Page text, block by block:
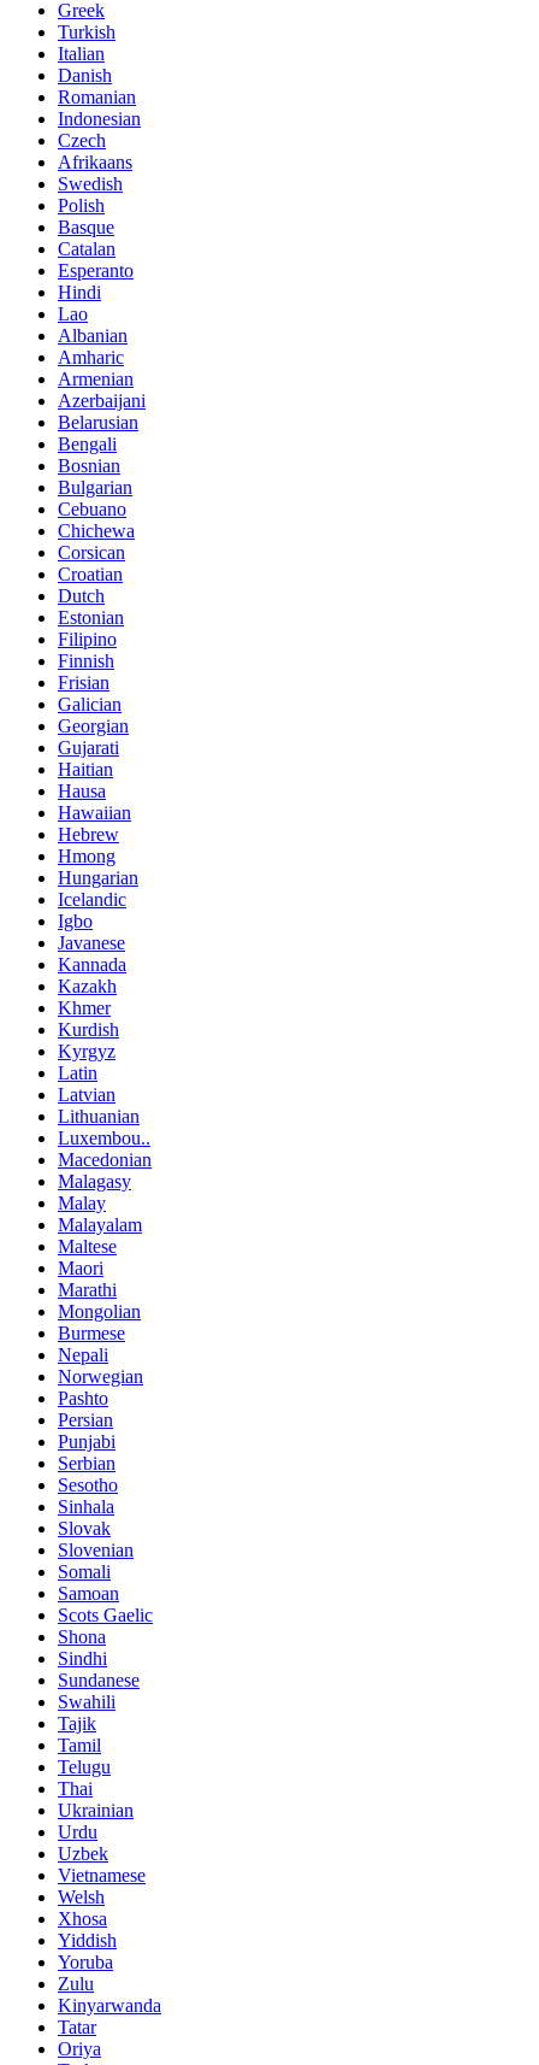
Greek
Turkish
Italian
Danish
Romanian
Indonesian
Czech
Afrikaans
Swedish
Polish
Basque
Catalan
Esperanto
Hindi
Lao
Albanian
Amharic
Armenian
Azerbaijani
Belarusian
Bengali
Bosnian
Bulgarian
Cebuano
Chichewa
Corsican
Croatian
Dutch
Estonian
Filipino
Finnish
Frisian
Galician
Georgian
Gujarati
Haitian
Hausa
Hawaiian
Hebrew
Hmong
Hungarian
Icelandic
Igbo
Javanese
Kannada
Kazakh
Khmer
Kurdish
Kyrgyz
Latin
Latvian
Lithuanian
Luxembou..
Macedonian
Malagasy
Malay
Malayalam
Maltese
Maori
Marathi
Mongolian
Burmese
Nepali
Norwegian
Pashto
Persian
Punjabi
Serbian
Sesotho
Sinhala
Slovak
Slovenian
Somali
Samoan
Scots Gaelic
Shona
Sindhi
Sundanese
Swahili
Tajik
Tamil
Telugu
Thai
Ukrainian
Urdu
Uzbek
Vietnamese
Welsh
Xhosa
Yiddish
Yoruba
Zulu
Kinyarwanda
Tatar
Oriya